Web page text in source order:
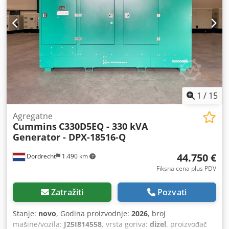
Menjač: Manuelni, pretvarač Rezervoar za dizel: 1
Zapremina rezervoara (l): 350 Kamera za vožnju unazad: ?
Bubnjasta kočnica: ? Dimenzije pneumatika: 14.00R20
Preostali šara: 40 - 40 % Prednje oslanjanje: Lisnate opruge
Zadnje oslanjanje: Lisnate opruge Kutija za alat: ? Ukupna
masa: 14300 kg Neto masa: 8920 kg
1 / 15
Dordrecht 1.490 km
Agregatne
Cummins C330D5EQ - 330 kVA
Generator - DPX-18516-Q
44.750 €
Fiksna cena plus PDV
Zatražiti Pozvati
Stanje: novo, Godina proizvodnje: 2026, broj
mašine/vozila: J25I814558, vrsta goriva: dizel, proizvođač